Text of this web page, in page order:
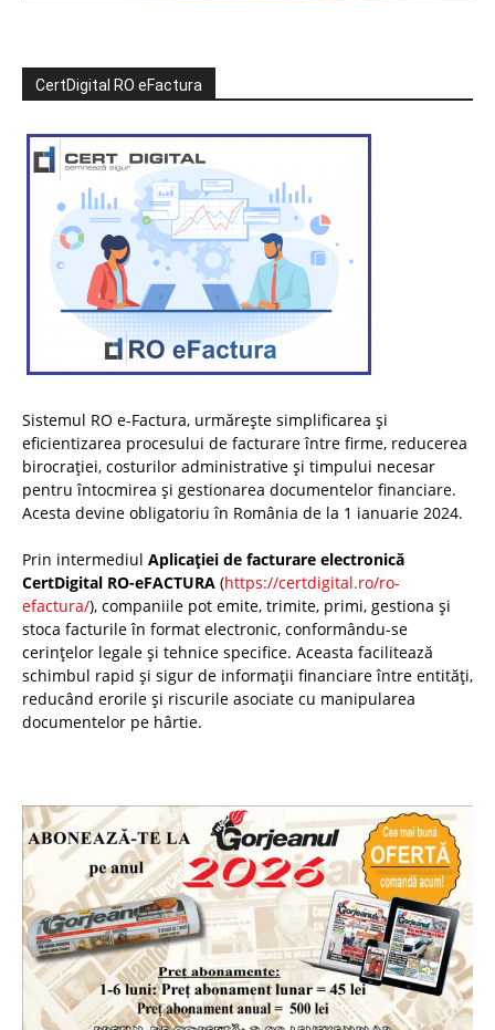
CertDigital RO eFactura
Sistemul RO e-Factura, urmărește simplificarea și
eficientizarea procesului de facturare între firme, reducerea
birocrației, costurilor administrative și timpului necesar
pentru întocmirea și gestionarea documentelor financiare.
Acesta devine obligatoriu în România de la 1 ianuarie 2024.
Prin intermediul Aplicației de facturare electronică
CertDigital RO-eFACTURA (https://certdigital.ro/ro-
efactura/), companiile pot emite, trimite, primi, gestiona și
stoca facturile în format electronic, conformându-se
cerințelor legale și tehnice specifice. Aceasta facilitează
schimbul rapid și sigur de informații financiare între entități,
reducând erorile și riscurile asociate cu manipularea
documentelor pe hârtie.